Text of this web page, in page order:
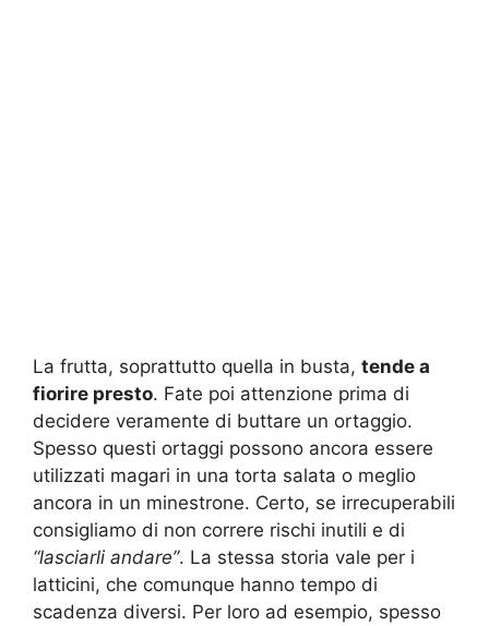
La frutta, soprattutto quella in busta, tende a
fiorire presto. Fate poi attenzione prima di
decidere veramente di buttare un ortaggio.
Spesso questi ortaggi possono ancora essere
utilizzati magari in una torta salata o meglio
ancora in un minestrone. Certo, se irrecuperabili
consigliamo di non correre rischi inutili e di
“lasciarli andare”. La stessa storia vale per i
latticini, che comunque hanno tempo di
scadenza diversi. Per loro ad esempio, spesso